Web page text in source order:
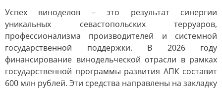
Успех виноделов – это результат синергии
уникальных севастопольских терруаров,
профессионализма производителей и системной
государственной поддержки. В 2026 году
финансирование винодельческой отрасли в рамках
государственной программы развития АПК составит
600 млн рублей. Эти средства направлены на закладку